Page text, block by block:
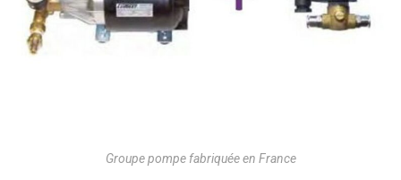
Groupe pompe fabriquée en France